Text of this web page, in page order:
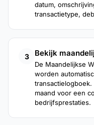
datum,
transactietype,
3 Bekijk
De Maandelijkse
worden
maand voor een
bedrijfsprestaties.